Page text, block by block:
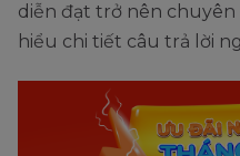
diễn đạt trở nên
hiểu chi tiết câu trả lời